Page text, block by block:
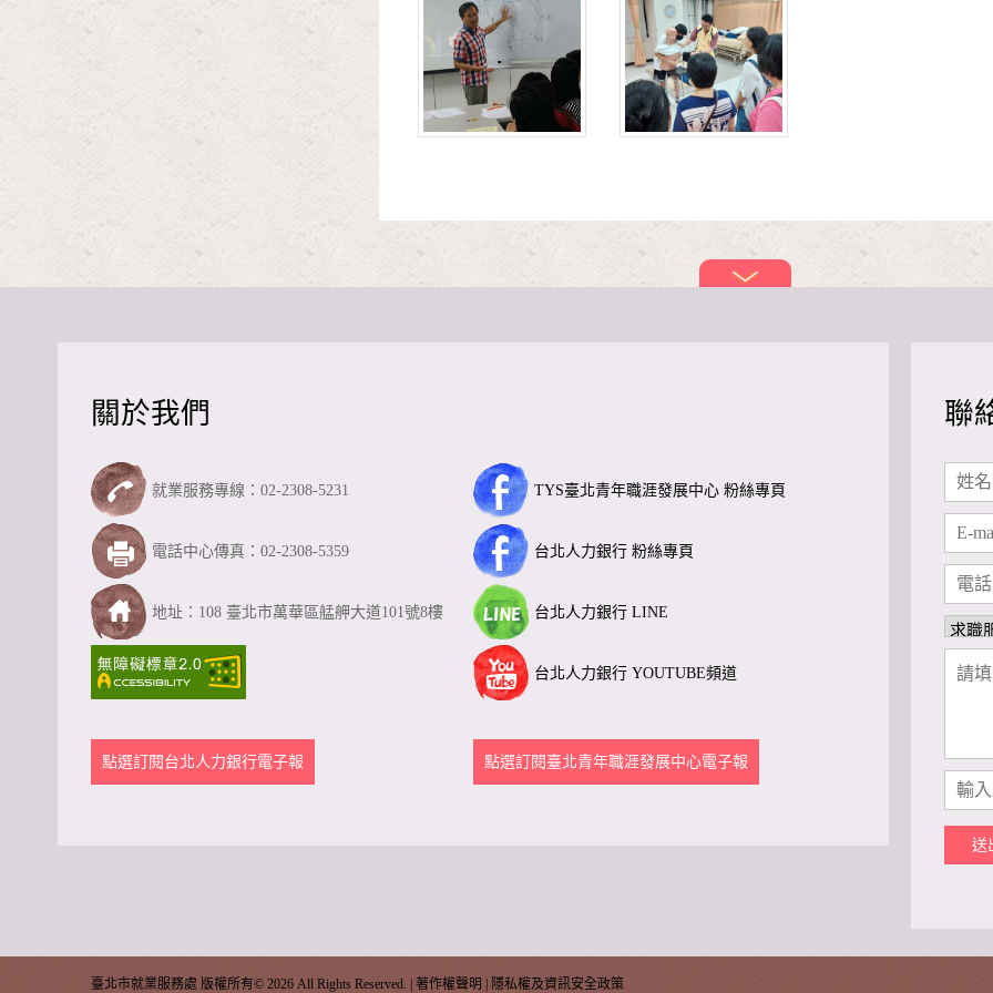
關於我們
就業服務專線：02-2308-5231 TYS臺北青年職涯發展中心 粉絲專頁
電話中心傳真：02-2308-5359 台北人力銀行 粉絲專頁
地址：108 臺北市萬華區艋舺大道101號8樓 台北人力銀行 LINE
台北人力銀行 YOUTUBE頻道
點選訂閱台北人力銀行電子報 點選訂閱臺北青年職涯發展中心電子報
聯
送
臺北市就業服務處 版權所有© 2026 All Rights Reserved. | 著作權聲明 隱私權及資訊安全政策